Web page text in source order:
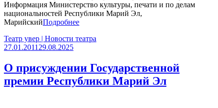
Информация Министерство культуры, печати и по делам
национальностей Республики Марий Эл,
МарийскийПодробнее
Театр увер | Новости театра
27.01.2011 29.08.2025
О присуждении Государственной
премии Республики Марий Эл